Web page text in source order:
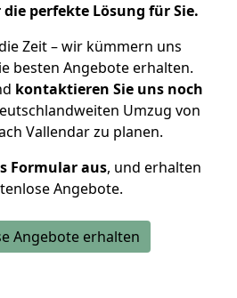
perfekte Lösung für Sie.
Zeit – wir kümmern uns
besten Angebote erhalten.
kontaktieren Sie uns noch
Umzug von
Vallendar zu planen.
Formular aus, und erhalten
Angebote.
Angebote erhalten